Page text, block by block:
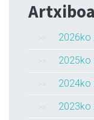
Artxiboa
2026ko
2025ko
2024ko
2023ko